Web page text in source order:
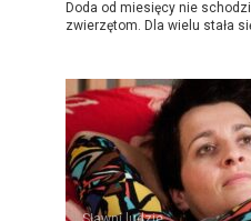
Doda od miesięcy nie
zwierzętom. Dla wielu stała